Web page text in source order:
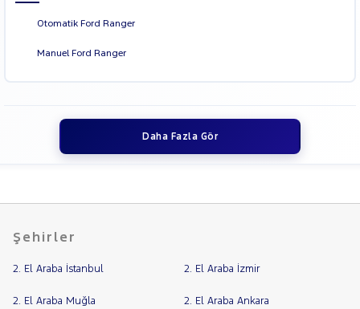
Otomatik Ford Ranger
Manuel Ford Ranger
Daha Fazla Gör
Şehirler
2. El Araba İstanbul 2. El Araba İzmir
2. El Araba Muğla 2. El Araba Ankara